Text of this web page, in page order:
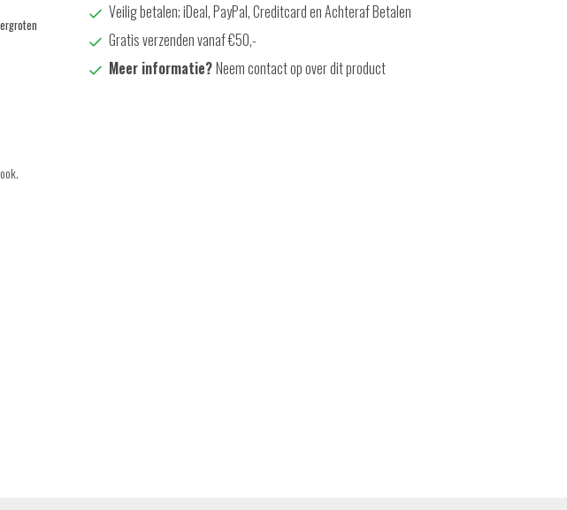
Veilig betalen; iDeal, PayPal, Creditcard en Achteraf Betalen
Gratis verzenden vanaf €50,-
Meer informatie?Neem contact op over dit product